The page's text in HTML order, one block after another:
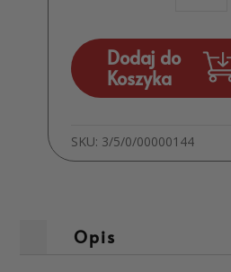
Statuetka
Pleksi
z
Dodaj do
Koszyka
SKU: 3/5/0/00000144
Opis